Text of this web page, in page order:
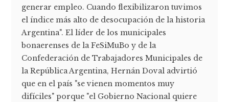
generar empleo. Cuando flexibilizaron tuvimos
el índice más alto de desocupación de la historia
Argentina". El líder de los municipales
bonaerenses de la FeSiMuBo y de la
Confederación de Trabajadores Municipales de
la República Argentina, Hernán Doval advirtió
que en el país "se vienen momentos muy
difíciles" porque "el Gobierno Nacional quiere